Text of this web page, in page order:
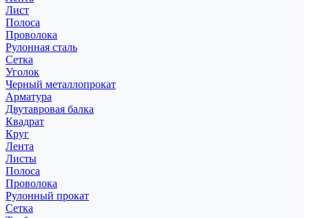
Лист
Полоса
Проволока
Рулонная сталь
Сетка
Уголок
Черный металлопрокат
Арматура
Двутавровая балка
Квадрат
Круг
Лента
Листы
Полоса
Проволока
Рулонный прокат
Сетка